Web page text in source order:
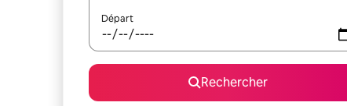
Départ
Rechercher